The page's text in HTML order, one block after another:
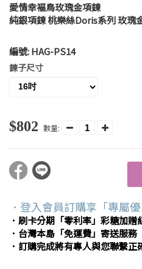
愛情幸褔鳥玫瑰金項鍊
純銀項鍊 桃樂絲Doris系列 玫瑰
編號:HAG-PS14
鍊子尺寸
$802 數量:
．登入會員訂購享「專屬優
．刷卡分期「零利率」彩糖加贈
．台灣本島「免運費」寄送服務
．訂購完成將有專人與您聯繫正